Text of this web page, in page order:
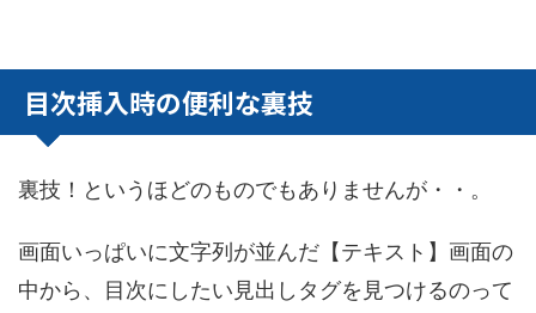
目次挿入時の便利な裏技
裏技！というほどのものでもありませんが・・。
画面いっぱいに文字列が並んだ【テキスト】画面の
中から、目次にしたい見出しタグを見つけるのって